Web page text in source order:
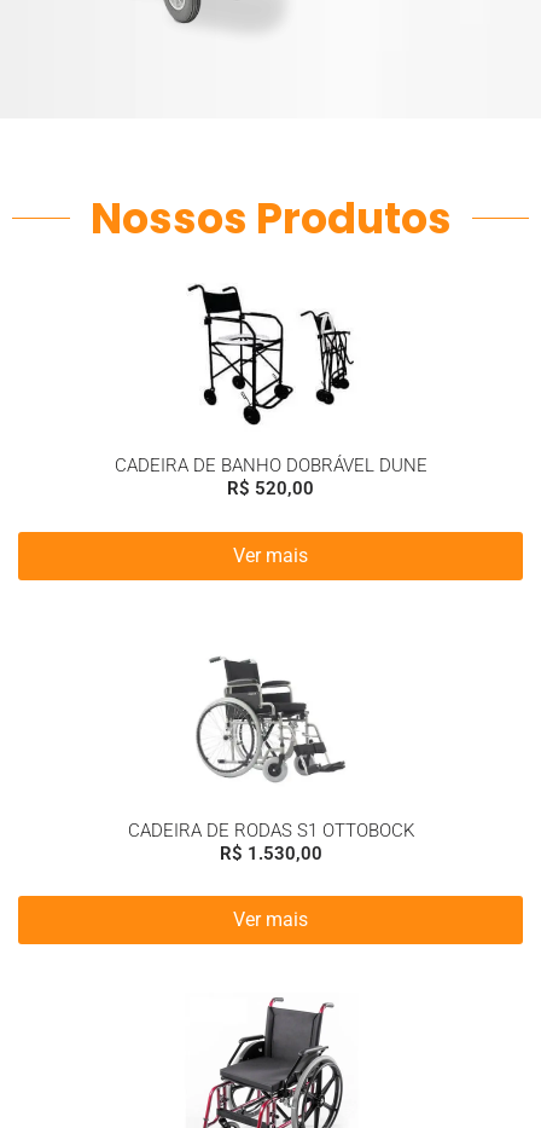
Nossos Produtos
CADEIRA DE BANHO DOBRÁVEL DUNE
R$ 520,00
Ver mais
CADEIRA DE RODAS S1 OTTOBOCK
R$ 1.530,00
Ver mais